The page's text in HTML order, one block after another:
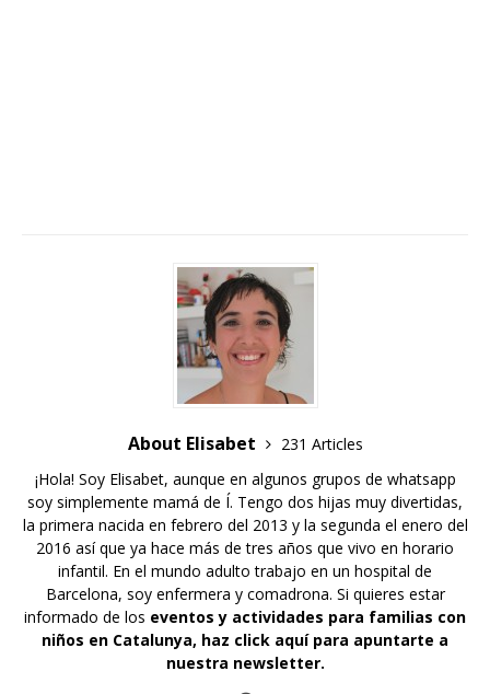
About Elisabet
231 Articles
¡Hola! Soy Elisabet, aunque en algunos grupos de whatsapp
soy simplemente mamá de Í. Tengo dos hijas muy divertidas,
la primera nacida en febrero del 2013 y la segunda el enero del
2016 así que ya hace más de tres años que vivo en horario
infantil. En el mundo adulto trabajo en un hospital de
Barcelona, soy enfermera y comadrona. Si quieres estar
informado de los eventos y actividades para familias con
niños en Catalunya, haz click aquí para apuntarte a
nuestra newsletter.